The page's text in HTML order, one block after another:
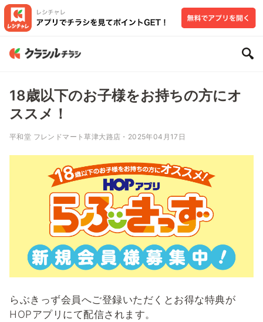
18歳以下のお子様をお持ちの方にオ
ススメ！
平和堂 フレンドマート草津大路店・2025年04月17日
らぶきっず会員へご登録いただくとお得な特典が
HOPアプリにて配信されます。